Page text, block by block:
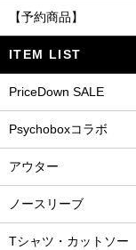
【予約商品】
ITEM LIST
PriceDown SALE
Psychoboxコラボ
アウター
ノースリーブ
Tシャツ・カットソー